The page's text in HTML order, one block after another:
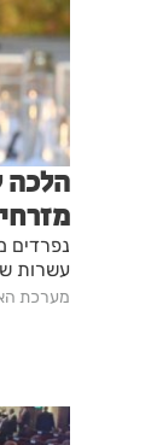
נפרדים
עשרות
מערכת